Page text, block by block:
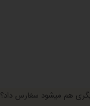
هم میشود سغارس داد؟